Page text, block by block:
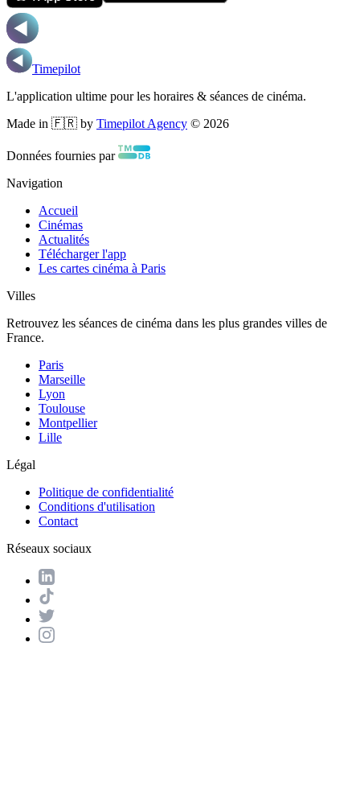
Timepilot
L'application ultime pour les horaires & séances de cinéma.
Made in 🇫🇷 by Timepilot Agency © 2026
Données fournies par
Navigation
Accueil
Cinémas
Actualités
Télécharger l'app
Les cartes cinéma à Paris
Villes
Retrouvez les séances de cinéma dans les plus grandes villes de
France.
Paris
Marseille
Lyon
Toulouse
Montpellier
Lille
Légal
Politique de confidentialité
Conditions d'utilisation
Contact
Réseaux sociaux